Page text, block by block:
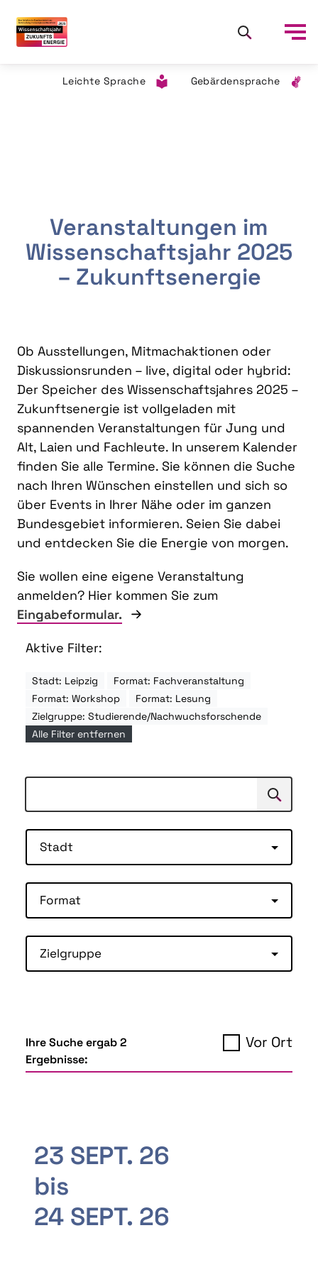
Leichte Sprache Gebärdensprache
Veranstaltungen im
Wissenschaftsjahr 2025
– Zukunftsenergie
Ob Ausstellungen, Mitmachaktionen oder
Diskussionsrunden – live, digital oder hybrid:
Der Speicher des Wissenschaftsjahres 2025 –
Zukunftsenergie ist vollgeladen mit
spannenden Veranstaltungen für Jung und
Alt, Laien und Fachleute. In unserem Kalender
finden Sie alle Termine. Sie können die Suche
nach Ihren Wünschen einstellen und sich so
über Events in Ihrer Nähe oder im ganzen
Bundesgebiet informieren. Seien Sie dabei
und entdecken Sie die Energie von morgen.
Sie wollen eine eigene Veranstaltung
anmelden? Hier kommen Sie zum
Eingabeformular.
Aktive Filter:
Stadt: Leipzig
Format: Fachveranstaltung
Format: Workshop
Format: Lesung
Zielgruppe: Studierende/Nachwuchsforschende
Alle Filter entfernen
Suchen
Stadt
Format
Zielgruppe
Ihre Suche ergab 2
Ergebnisse:
Vor Ort
23 SEPT. 26
bis
24 SEPT. 26